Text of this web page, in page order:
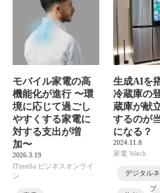
モバイル家電の高
機能化が進行 〜環
境に応じて過ごし
やすくする家電に
対する支出が増
加〜
2026.3.19
ITmedia ビジネスオンライ
ン
生成AIを
冷蔵庫の
蔵庫が献
するのが
になる？
2024.11.8
家電 Watch
デジタル
ブ